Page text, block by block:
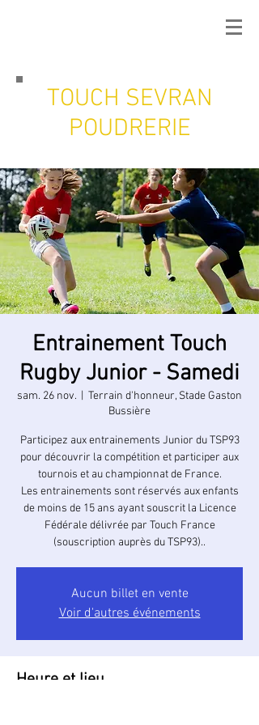
TOUCH SEVRAN
POUDRERIE
Entrainement Touch
Rugby Junior - Samedi
sam. 26 nov.
Terrain d'honneur, Stade Gaston
Bussière
Participez aux entrainements Junior du TSP93
pour découvrir la compétition et participer aux
tournois et au championnat de France.
Les entrainements sont réservés aux enfants
de moins de 15 ans ayant souscrit la Licence
Fédérale délivrée par Touch France
(souscription auprès du TSP93)..
Aucun billet en vente
Voir d'autres événements
Heure et lieu